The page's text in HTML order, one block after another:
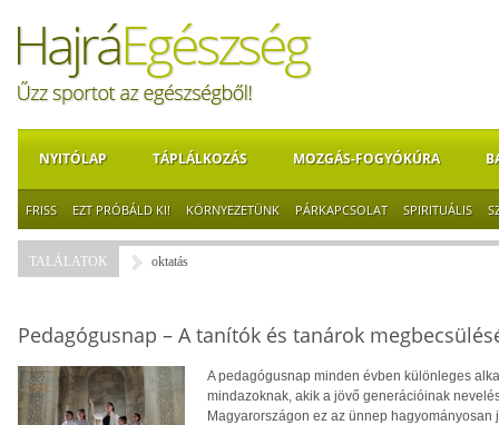
NYITÓLAP TÁPLÁLKOZÁS MOZGÁS-FOGYÓKÚRA
FRISS EZT PRÓBÁLD KI! KÖRNYEZETÜNK PÁRKAPCSOLAT SPIRITUÁLIS
TALÁLATOK oktatás
Pedagógusnap – A tanítók és tanárok
A pedagógusnap minden évben különleges
mindazoknak, akik a jövő generációinak
Magyarországon ez az ünnep